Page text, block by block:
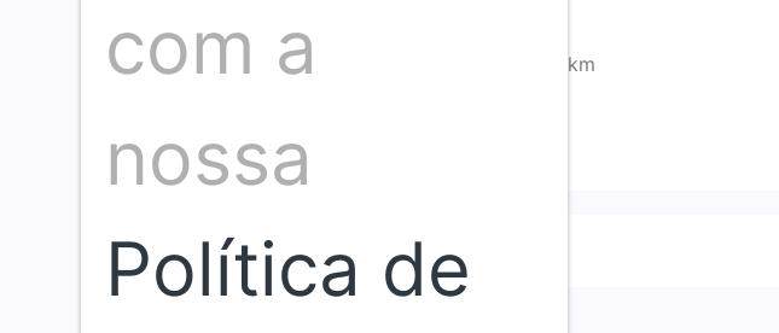
Dezembro:
14.12 – Circuito das Estações – Verão – 10/5 km
Compartilhar artigo
com a
nossa
Política de